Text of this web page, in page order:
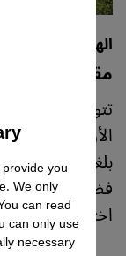
الهجرة عبر بلغاريا
مقابر مجهولة
تتولى بلغاريا
الأوروبي.
بلغاريا
فضلًا عن تجاهل
اختفاء العشرات.
you
We only
can read
can only use
necessary.
Embed
Connect
Embed